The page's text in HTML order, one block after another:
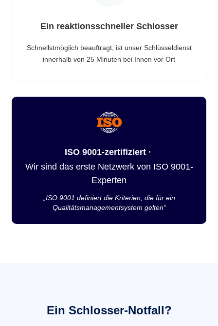
Ein reaktionsschneller Schlosser
Schnellstmöglich beauftragt, ist unser Schlüsseldienst
innerhalb von 25 Minuten bei Ihnen vor Ort
ISO 9001-zertifiziert ·
Wir sind das erste Netzwerk von ISO 9001-
Experten
„ISO 9001 definiert die Kriterien, die für ein
Qualitätsmanagementsystem gelten“
Ein Schlosser-Notfall?